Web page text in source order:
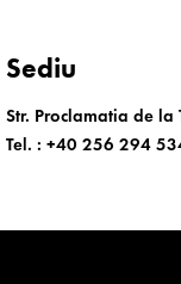
Sediu
Str. Proclamatia de la
Tel. : +40 256 294